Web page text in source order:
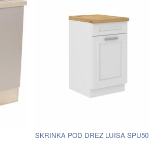
SKRINKA POD DREZ LUISA SPU50